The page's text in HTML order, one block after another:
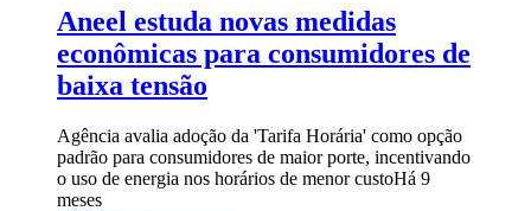
Aneel estuda novas medidas
econômicas para consumidores de
baixa tensão
Agência avalia adoção da 'Tarifa Horária' como opção
padrão para consumidores de maior porte, incentivando
o uso de energia nos horários de menor custoHá 9
meses